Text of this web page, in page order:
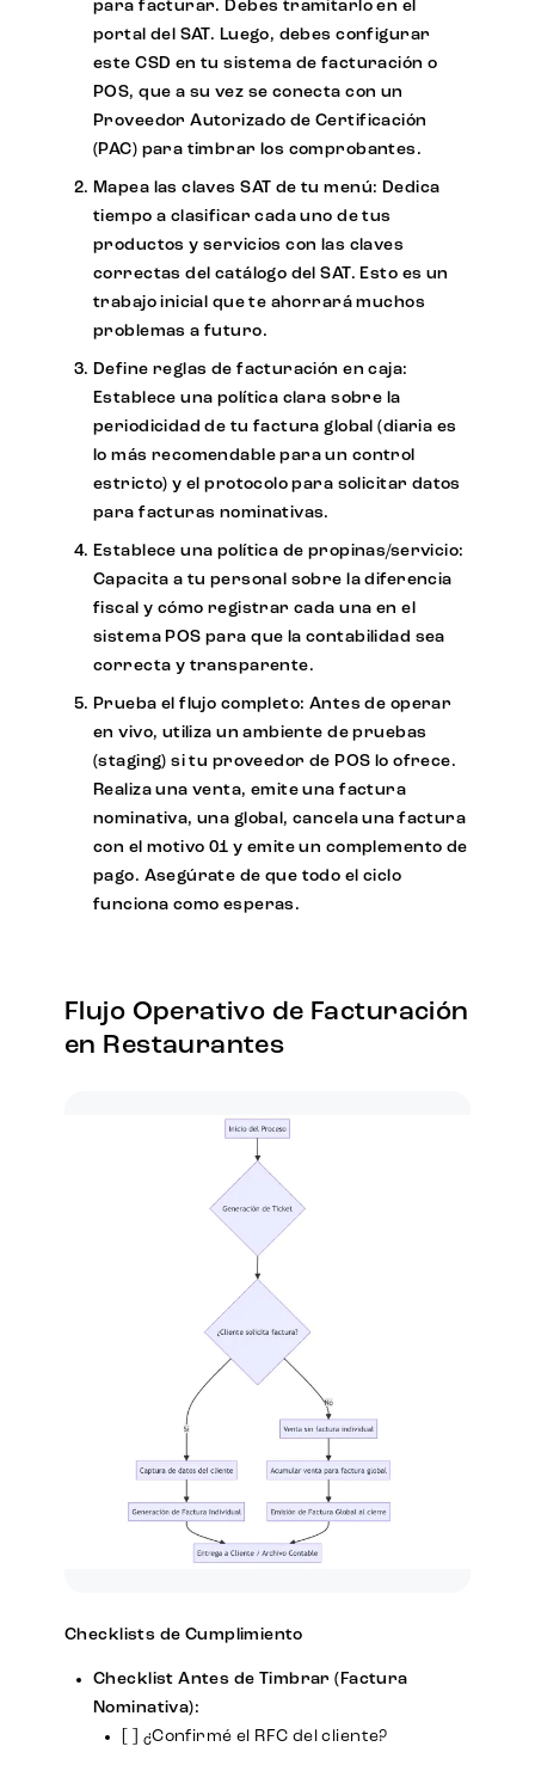
para facturar. Debes tramitarlo en el
portal del SAT. Luego, debes configurar
este CSD en tu sistema de facturación o
POS, que a su vez se conecta con un
Proveedor Autorizado de Certificación
(PAC) para timbrar los comprobantes.
Mapea las claves SAT de tu menú: Dedica
tiempo a clasificar cada uno de tus
productos y servicios con las claves
correctas del catálogo del SAT. Esto es un
trabajo inicial que te ahorrará muchos
problemas a futuro.
Define reglas de facturación en caja:
Establece una política clara sobre la
periodicidad de tu factura global (diaria es
lo más recomendable para un control
estricto) y el protocolo para solicitar datos
para facturas nominativas.
Establece una política de propinas/servicio:
Capacita a tu personal sobre la diferencia
fiscal y cómo registrar cada una en el
sistema POS para que la contabilidad sea
correcta y transparente.
Prueba el flujo completo: Antes de operar
en vivo, utiliza un ambiente de pruebas
(staging) si tu proveedor de POS lo ofrece.
Realiza una venta, emite una factura
nominativa, una global, cancela una factura
con el motivo 01 y emite un complemento de
pago. Asegúrate de que todo el ciclo
funciona como esperas.
Flujo Operativo de Facturación
en Restaurantes
Checklists de Cumplimiento
Checklist Antes de Timbrar (Factura
Nominativa):
[ ] ¿Confirmé el RFC del cliente?